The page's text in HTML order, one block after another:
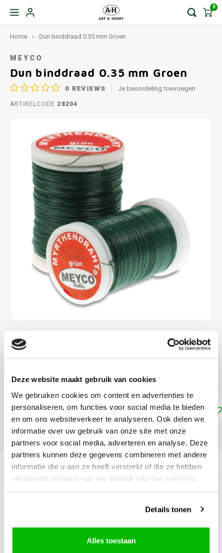
Deze website maakt gebruik van cookies
We gebruiken cookies om content en advertenties te
personaliseren, om functies voor social media te bieden
en om ons websiteverkeer te analyseren. Ook delen we
informatie over uw gebruik van onze site met onze
partners voor social media, adverteren en analyse. Deze
partners kunnen deze gegevens combineren met andere
informatie die u aan ze heeft verstrekt of die ze hebben
verzameld op basis van uw gebruik van hun services.
Details tonen
Alles toestaan
0
Home Dun binddraad 0.35 mm Groen
MEYCO
Dun binddraad 0.35 mm Groen
0 REVIEWS Je beoordeling toevoegen
ARTIKELCODE 28204
€4,20
Dun bloemendraad ca. 132 meterLees meer
Toevoegen aan winkelwagen
DELEN:
Productomschrijving
0Reviews